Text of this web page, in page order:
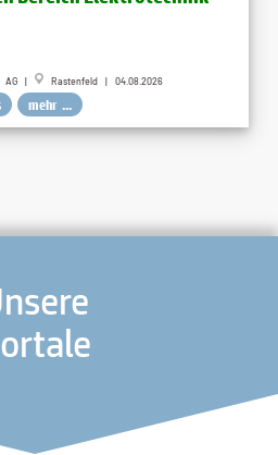
AG | Rastenfeld | 04.08.2026
mehr ...